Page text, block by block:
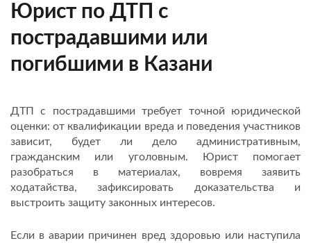
Юрист по ДТП с
пострадавшими или
погибшими в Казани
ДТП с пострадавшими требует точной юридической
оценки: от квалификации вреда и поведения участников
зависит, будет ли дело административным,
гражданским или уголовным. Юрист помогает
разобраться в материалах, вовремя заявить
ходатайства, зафиксировать доказательства и
выстроить защиту законных интересов.
Если в аварии причинен вред здоровью или наступила